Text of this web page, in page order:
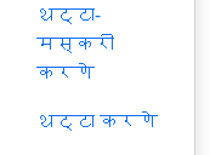
थट्टा-
मस्करी
करणे
थट्टा करणे